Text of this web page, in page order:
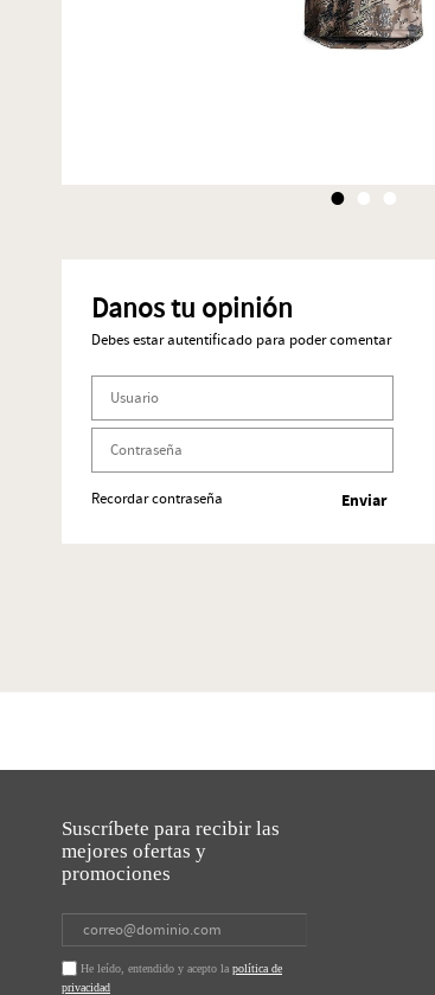
•••
Danos tu opinión
Debes estar autentificado para poder comentar
Recordar contraseña
Suscríbete para recibir las
mejores ofertas y
promociones
He leído, entendido y acepto la política de
privacidad